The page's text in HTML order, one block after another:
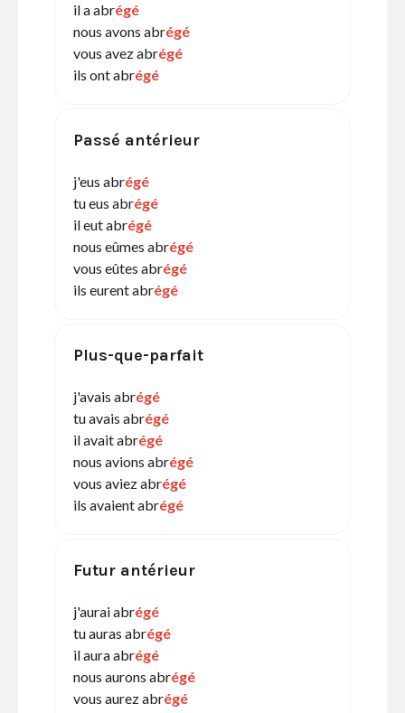
il a abrégé
nous avons abrégé
vous avez abrégé
ils ont abrégé
Passé antérieur
j'eus abrégé
tu eus abrégé
il eut abrégé
nous eûmes abrégé
vous eûtes abrégé
ils eurent abrégé
Plus-que-parfait
j'avais abrégé
tu avais abrégé
il avait abrégé
nous avions abrégé
vous aviez abrégé
ils avaient abrégé
Futur antérieur
j'aurai abrégé
tu auras abrégé
il aura abrégé
nous aurons abrégé
vous aurez abrégé